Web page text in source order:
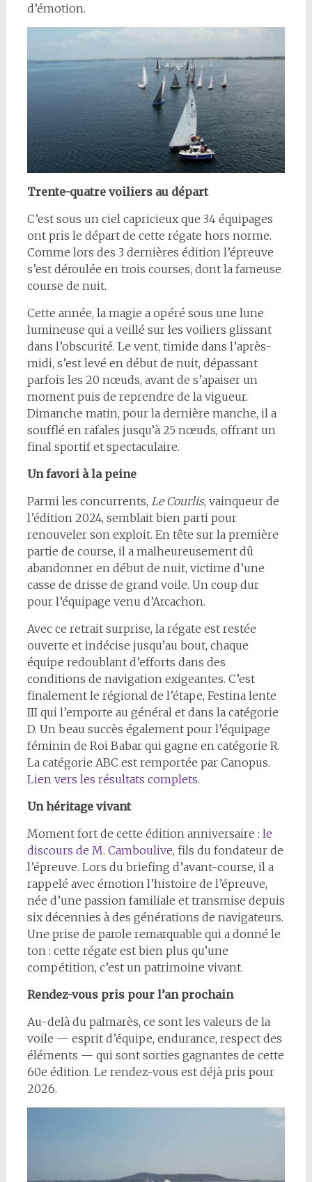
d’émotion.
Trente-quatre voiliers au départ
C’est sous un ciel capricieux que 34 équipages
ont pris le départ de cette régate hors norme.
Comme lors des 3 dernières édition l’épreuve
s’est déroulée en trois courses, dont la fameuse
course de nuit.
Cette année, la magie a opéré sous une lune
lumineuse qui a veillé sur les voiliers glissant
dans l’obscurité. Le vent, timide dans l’après-
midi, s’est levé en début de nuit, dépassant
parfois les 20 nœuds, avant de s’apaiser un
moment puis de reprendre de la vigueur.
Dimanche matin, pour la dernière manche, il a
soufflé en rafales jusqu’à 25 nœuds, offrant un
final sportif et spectaculaire.
Un favori à la peine
Parmi les concurrents, Le Courlis, vainqueur de
l’édition 2024, semblait bien parti pour
renouveler son exploit. En tête sur la première
partie de course, il a malheureusement dû
abandonner en début de nuit, victime d’une
casse de drisse de grand voile. Un coup dur
pour l’équipage venu d’Arcachon.
Avec ce retrait surprise, la régate est restée
ouverte et indécise jusqu’au bout, chaque
équipe redoublant d’efforts dans des
conditions de navigation exigeantes. C’est
finalement le régional de l’étape, Festina lente
III qui l’emporte au général et dans la catégorie
D. Un beau succès également pour l’équipage
féminin de Roi Babar qui gagne en catégorie R.
La catégorie ABC est remportée par Canopus.
Lien vers les résultats complets.
Un héritage vivant
Moment fort de cette édition anniversaire : le
discours de M. Camboulive, fils du fondateur de
l’épreuve. Lors du briefing d’avant-course, il a
rappelé avec émotion l’histoire de l’épreuve,
née d’une passion familiale et transmise depuis
six décennies à des générations de navigateurs.
Une prise de parole remarquable qui a donné le
ton : cette régate est bien plus qu’une
compétition, c’est un patrimoine vivant.
Rendez-vous pris pour l’an prochain
Au-delà du palmarès, ce sont les valeurs de la
voile — esprit d’équipe, endurance, respect des
éléments — qui sont sorties gagnantes de cette
60e édition. Le rendez-vous est déjà pris pour
2026.